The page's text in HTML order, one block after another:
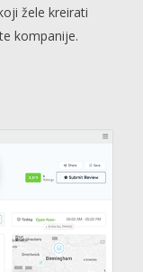
žele kreirati
kompanije.